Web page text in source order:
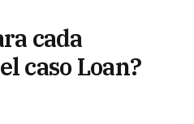
cada
caso Loan?